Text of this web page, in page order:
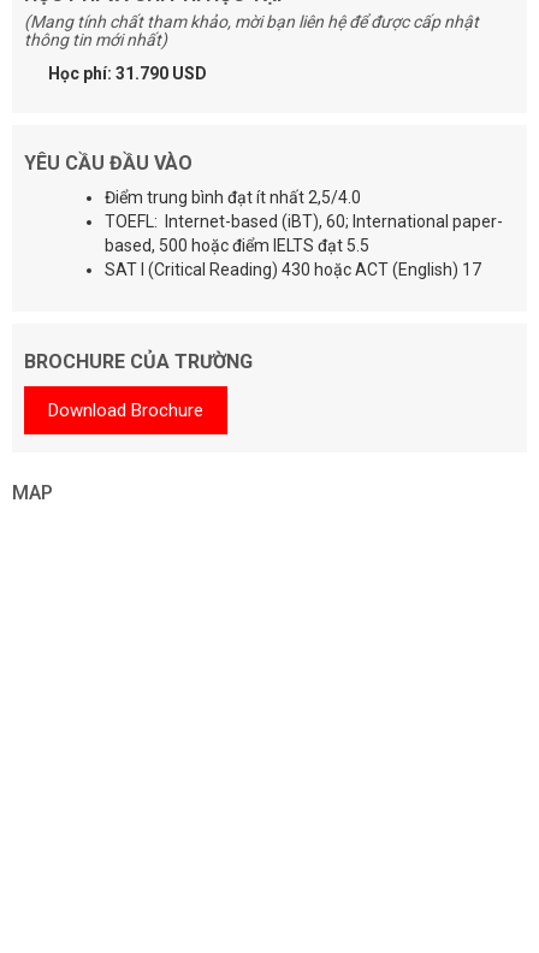
(Mang tính chất tham khảo, mời bạn liên hệ để được cấp nhật
thông tin mới nhất)
Học phí: 31.790 USD
YÊU CẦU ĐẦU VÀO
Điểm trung bình đạt ít nhất 2,5/4.0
TOEFL: Internet-based (iBT), 60; International paper-
based, 500 hoặc điểm IELTS đạt 5.5
SAT I (Critical Reading) 430 hoặc ACT (English) 17
BROCHURE CỦA TRƯỜNG
Download Brochure
MAP